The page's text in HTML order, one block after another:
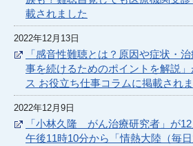
載されました
2022年12月13日
「感音性難聴とは？原因や症状・
事を続けるためのポイントを解説
ス お役立ち仕事コラムに掲載され
2022年12月9日
「小林久隆 がん治療研究者」が12
午後11時10分から「情熱大陸（毎